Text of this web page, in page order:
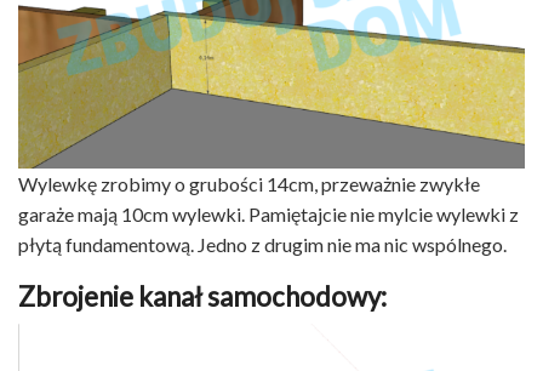
Wylewkę zrobimy o grubości 14cm, przeważnie zwykłe
garaże mają 10cm wylewki. Pamiętajcie nie mylcie wylewki z
płytą fundamentową. Jedno z drugim nie ma nic wspólnego.
Zbrojenie kanał samochodowy: